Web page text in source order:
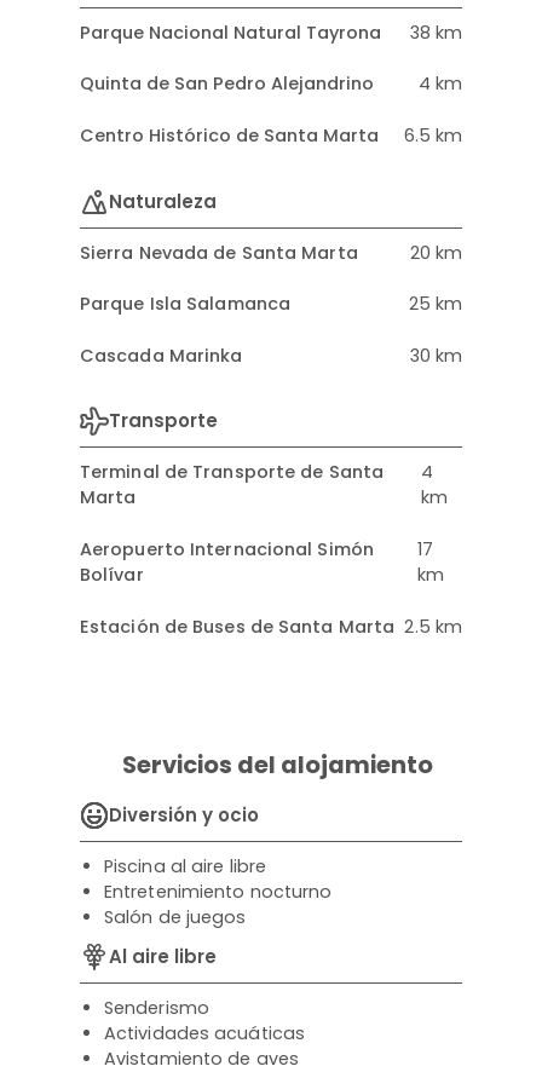
Parque Nacional Natural Tayrona 38 km
Quinta de San Pedro Alejandrino 4 km
Centro Histórico de Santa Marta 6.5 km
Naturaleza
Sierra Nevada de Santa Marta 20 km
Parque Isla Salamanca 25 km
Cascada Marinka 30 km
Transporte
Terminal de Transporte de Santa
Marta
4
km
Aeropuerto Internacional Simón
Bolívar
17
km
Estación de Buses de Santa Marta 2.5 km
Servicios del alojamiento
Diversión y ocio
Piscina al aire libre
Entretenimiento nocturno
Salón de juegos
Al aire libre
Senderismo
Actividades acuáticas
Avistamiento de aves